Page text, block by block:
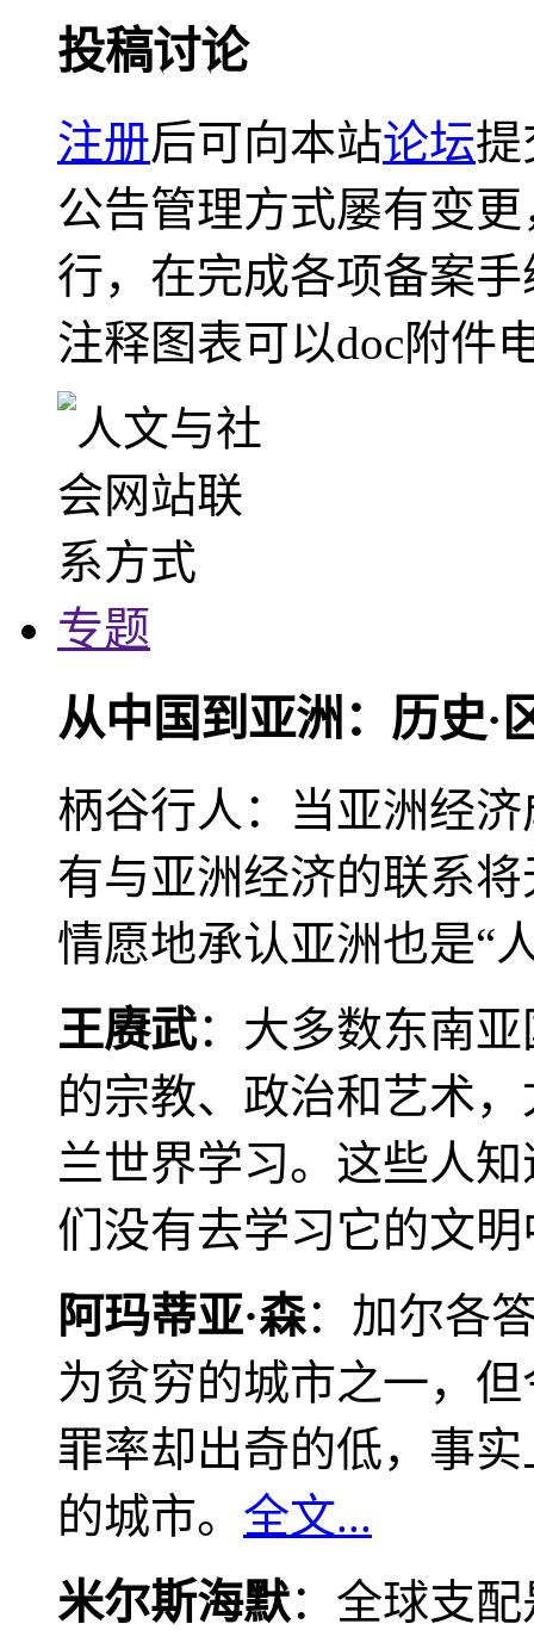
投稿讨论
注册后可向本站论坛提
公告管理方式屡有变
行，在完成各项备案
注释图表可以doc附件
专题
从中国到亚洲：历史·
柄谷行人：当亚洲经
有与亚洲经济的联系
情愿地承认亚洲也是“
王赓武：大多数东南
的宗教、政治和艺术
兰世界学习。这些人
们没有去学习它的文
阿玛蒂亚·森：加尔各
为贫穷的城市之一，
罪率却出奇的低，事
的城市。 全文...
米尔斯海默：全球支